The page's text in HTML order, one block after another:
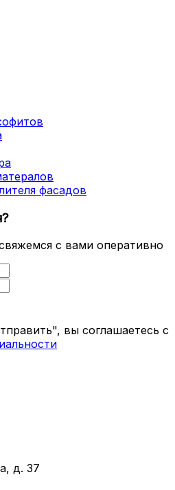
фасадов
с вами оперативно
вы соглашаетесь с
д. 37